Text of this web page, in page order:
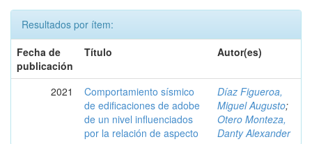
Resultados por ítem:
Fecha de
publicación
Título Autor(es)
2021
Comportamiento sísmico
de edificaciones de adobe
de un nivel influenciados
por la relación de aspecto
Díaz Figueroa,
Miguel Augusto;
Otero Monteza,
Danty Alexander